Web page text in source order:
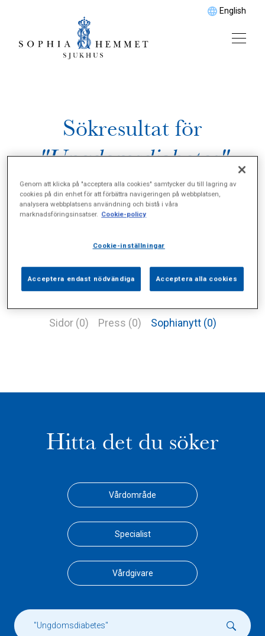
English
Sökresultat för
"Ungdomsdiabetes"
Sidor (0) Press (0) Sophianytt (0)
Hitta det du söker
Vårdområde
Specialist
Vårdgivare
Genom att klicka på "acceptera alla cookies" samtycker du till lagring av
cookies på din enhet för att förbättra navigeringen på webbplatsen,
analysera webbplatsens användning och bistå i våra
marknadsföringsinsatser. Cookie-policy
Cookie-inställningar
Acceptera endast nödvändiga Acceptera alla cookies